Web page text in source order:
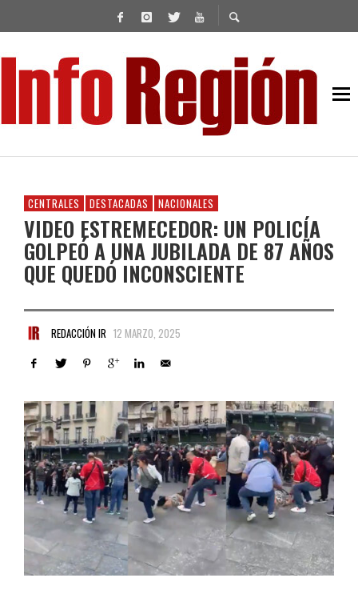
CENTRALES DESTACADAS NACIONALES
VIDEO ESTREMECEDOR: UN POLICÍA
GOLPEÓ A UNA JUBILADA DE 87 AÑOS
QUE QUEDÓ INCONSCIENTE
REDACCIÓN IR 12 MARZO, 2025